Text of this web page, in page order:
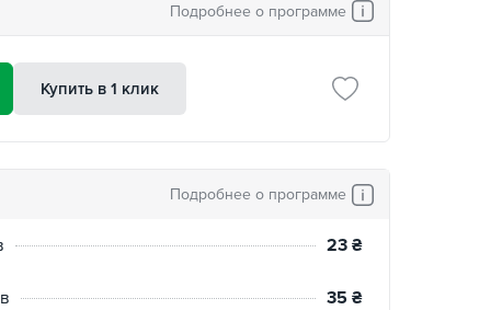
Подробнее о программе
Купить в 1 клик
Подробнее о программе
23 ₴
35 ₴